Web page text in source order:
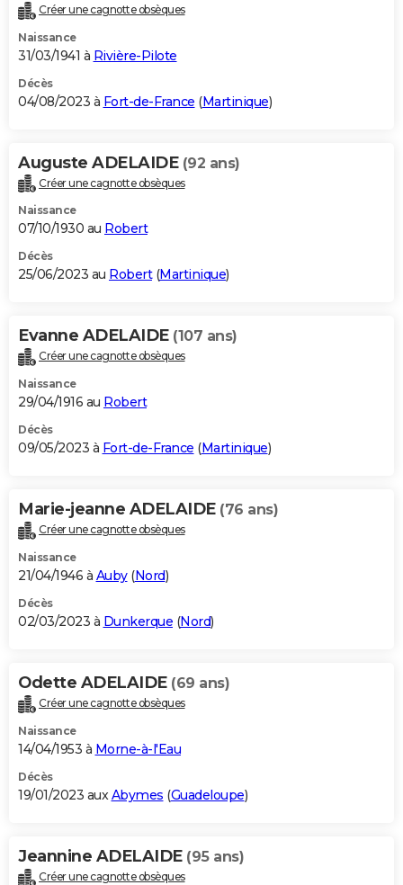
Créer une cagnotte obsèques
Naissance
31/03/1941 à Rivière-Pilote
Décès
04/08/2023 à Fort-de-France (Martinique)
Auguste ADELAIDE (92 ans)
Créer une cagnotte obsèques
Naissance
07/10/1930 au Robert
Décès
25/06/2023 au Robert(Martinique)
Evanne ADELAIDE (107 ans)
Créer une cagnotte obsèques
Naissance
29/04/1916 au Robert
Décès
09/05/2023 à Fort-de-France (Martinique)
Marie-jeanne ADELAIDE (76 ans)
Créer une cagnotte obsèques
Naissance
21/04/1946 à Auby(Nord)
Décès
02/03/2023 à Dunkerque (Nord)
Odette ADELAIDE (69 ans)
Créer une cagnotte obsèques
Naissance
14/04/1953 à Morne-à-l'Eau
Décès
19/01/2023 auxAbymes (Guadeloupe)
Jeannine ADELAIDE (95 ans)
Créer une cagnotte obsèques